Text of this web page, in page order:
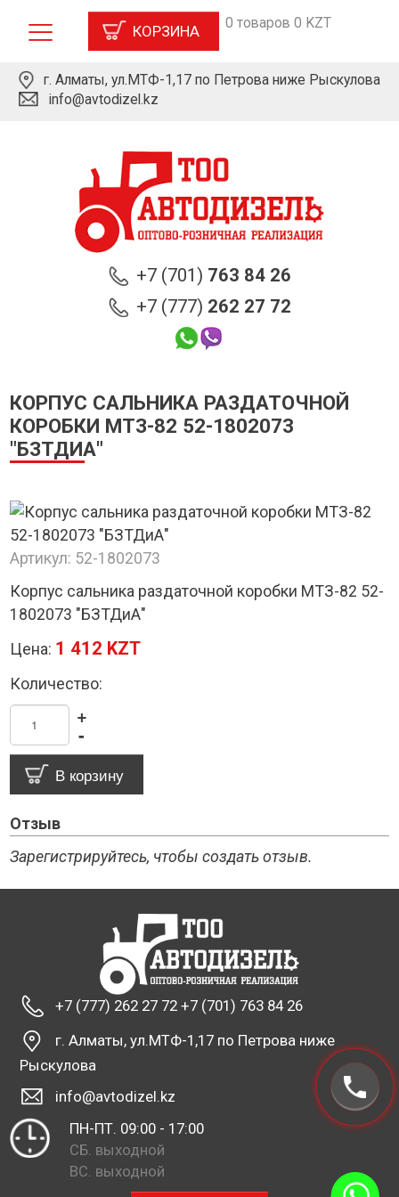
КОРЗИНА 0 товаров 0 KZT
г. Алматы, ул.МТФ-1,17 по Петрова ниже Рыскулова
info@avtodizel.kz
+7 (701) 763 84 26
+7 (777) 262 27 72
КОРПУС САЛЬНИКА РАЗДАТОЧНОЙ
КОРОБКИ МТЗ-82 52-1802073
"БЗТДИА"
Артикул: 52-1802073
Корпус сальника раздаточной коробки МТЗ-82 52-
1802073 "БЗТДиА"
Цена: 1 412 KZT
Количество:
-
+
Отзыв
Зарегистрируйтесь, чтобы создать отзыв.
+7 (777) 262 27 72 +7 (701) 763 84 26
г. Алматы, ул.МТФ-1,17 по Петрова ниже
Рыскулова
info@avtodizel.kz
ПН-ПТ. 09:00 - 17:00
СБ. выходной
ВС. выходной